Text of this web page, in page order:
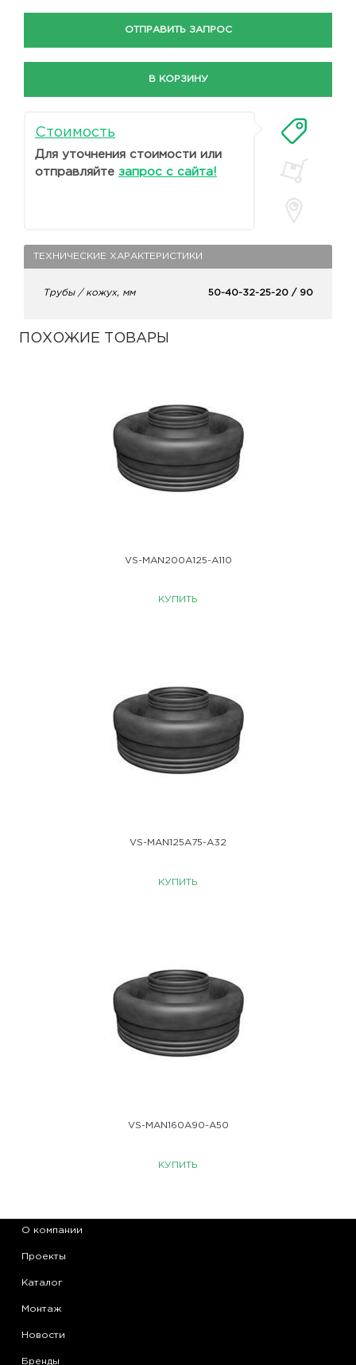
ОТПРАВИТЬ ЗАПРОС
В КОРЗИНУ
Стоимость
Для уточнения стоимости или
отправляйте запрос с сайта!
ТЕХНИЧЕСКИЕ ХАРАКТЕРИСТИКИ
Трубы / кожух, мм 50-40-32-25-20 / 90
ПОХОЖИЕ ТОВАРЫ
VS-MAN200A125-A110
КУПИТЬ
VS-MAN125A75-A32
КУПИТЬ
VS-MAN160A90-A50
КУПИТЬ
О компании
Проекты
Каталог
Монтаж
Новости
Бренды